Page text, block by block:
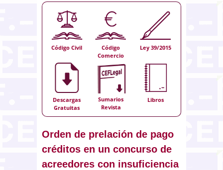
Código Civil
Código
Comercio
Ley 39/2015
Descargas
Gratuitas
Sumarios
Revista
Libros
Orden de prelación de pago
créditos en un concurso de
acreedores con insuficiencia